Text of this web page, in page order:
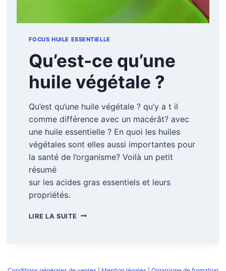
FOCUS HUILE ESSENTIELLE
Qu’est-ce qu’une
huile végétale ?
Qu’est qu’une huile végétale ? qu’y a t il
comme différence avec un macérât? avec
une huile essentielle ? En quoi les huiles
végétales sont elles aussi importantes pour
la santé de l’organisme? Voilà un petit
résumé
sur les acides gras essentiels et leurs
propriétés.
LIRE LA SUITE QU’EST-